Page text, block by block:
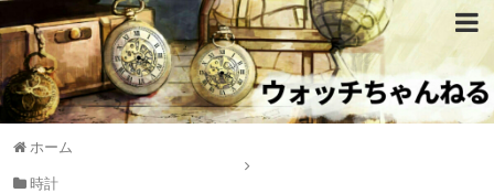
ホーム
時計